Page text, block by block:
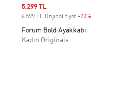
Sale price
5.299 TL
6.599 TL Orijinal fiyat -20%
Forum Bold Ayakkabı
Kadın Originals